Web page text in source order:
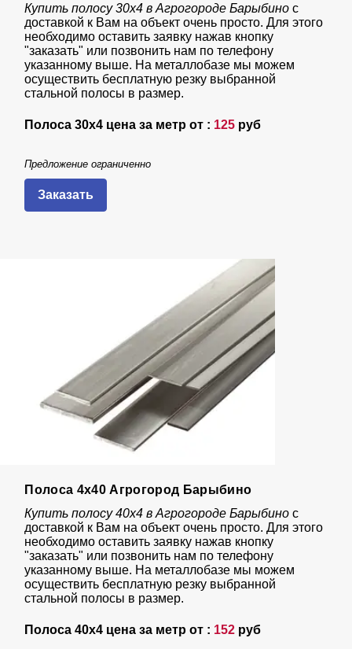
Купить полосу 30х4 в Агрогороде Барыбинос
доставкой к Вам на объект очень просто. Для этого
необходимо оставить заявку нажав кнопку
"заказать" или позвонить нам по телефону
указанному выше. На металлобазе мы можем
осуществить бесплатную резку выбранной
стальной полосы в размер.
Полоса 30х4 цена за метр от : 125 руб
Предложение ограниченно
Заказать
Полоса 4х40 Агрогород Барыбино
Купить полосу 40х4 в Агрогороде Барыбинос
доставкой к Вам на объект очень просто. Для этого
необходимо оставить заявку нажав кнопку
"заказать" или позвонить нам по телефону
указанному выше. На металлобазе мы можем
осуществить бесплатную резку выбранной
стальной полосы в размер.
Полоса 40х4 цена за метр от : 152 руб